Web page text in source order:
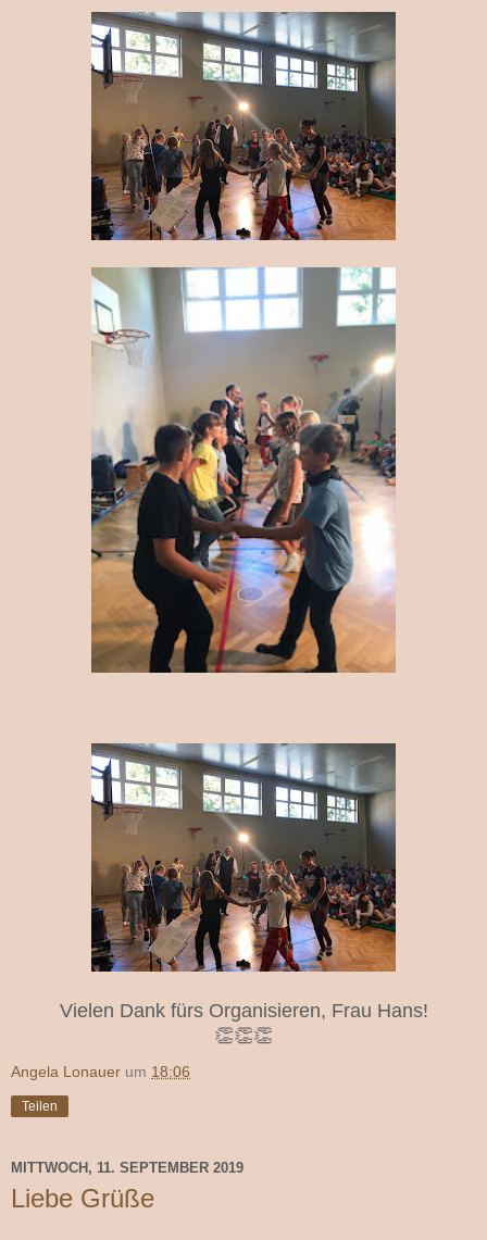
Vielen Dank fürs Organisieren, Frau Hans!
👏👏👏
Angela Lonauer um 18:06
Teilen
MITTWOCH, 11. SEPTEMBER 2019
Liebe Grüße